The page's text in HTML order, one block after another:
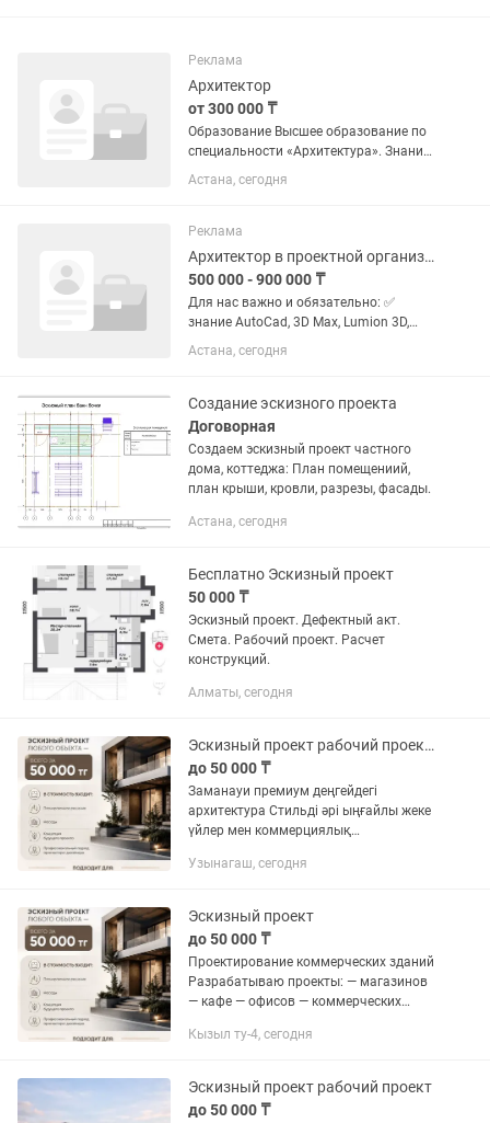
Реклама
Архитектор
от 300 000 ₸
Образование Высшее образование по
специальности «Архитектура». Знание
нормативной базы Республики
Казахстан (СП РК, СН РК, ГОСТ,
Архитектор — от 1–3 лет. Ведущий...
Астана, сегодня
Реклама
Архитектор в проектной организации
500 000 - 900 000 ₸
Для нас важно и обязательно: ✅
знание AutoCad, 3D Max, Lumion 3D,
Revit; ✅Опыт прохождения ГЭ. ✅ опыт в
разработке эскизных проектов ,
портфолио (обязательно); ✅...
Астана, сегодня
Создание эскизного проекта
Договорная
Создаем эскизный проект частного
дома, коттеджа: План помещениий,
план крыши, кровли, разрезы, фасады.
Астана, сегодня
Бесплатно Эскизный проект
50 000 ₸
Эскизный проект. Дефектный акт.
Смета. Рабочий проект. Расчет
конструкций.
Алматы, сегодня
Эскизный проект рабочий проект дизайн
до 50 000 ₸
Заманауи премиум деңгейдегі
архитектура Стильді әрі ыңғайлы жеке
үйлер мен коммерциялық
Шаблон емес, сіздің өмір салтыңызға
Жобада: —...
Узынагаш, сегодня
Эскизный проект
до 50 000 ₸
Проектирование коммерческих зданий
Разрабатываю проекты: — магазинов
— кафе — офисов — коммерческих
упором на удобство, внешний вид и
Кызыл ту-4, сегодня
Эскизный проект рабочий проект
до 50 000 ₸